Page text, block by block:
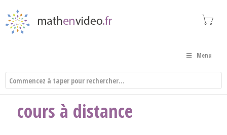
Menu
cours à distance